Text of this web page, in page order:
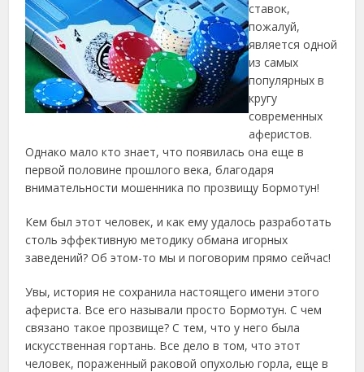
ставок,
пожалуй,
является одной
из самых
популярных в
кругу
современных
аферистов.
Однако мало кто знает, что появилась она еще в
первой половине прошлого века, благодаря
внимательности мошенника по прозвищу Бормотун!
Кем был этот человек, и как ему удалось разработать
столь эффективную методику обмана игорных
заведений? Об этом-то мы и поговорим прямо сейчас!
Увы, история не сохранила настоящего имени этого
афериста. Все его называли просто Бормотун. С чем
связано такое прозвище? С тем, что у него была
искусственная гортань. Все дело в том, что этот
человек, пораженный раковой опухолью горла, еще в